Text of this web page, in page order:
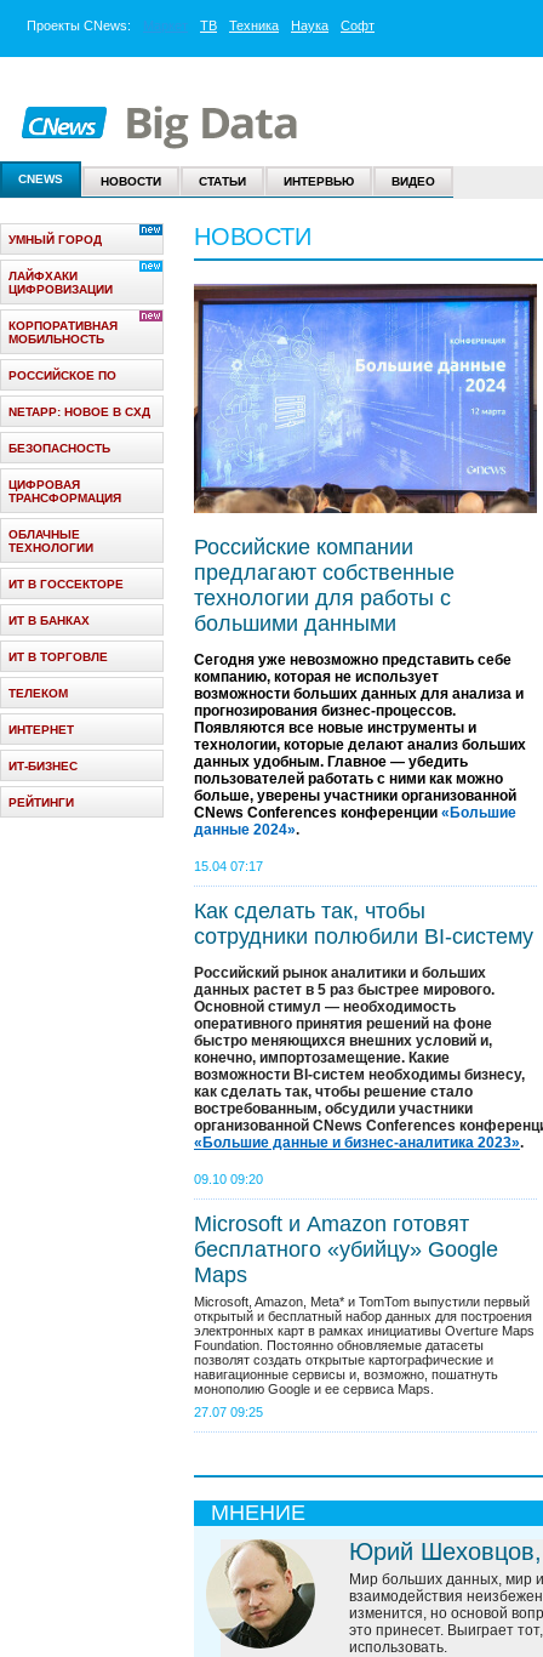
Проекты CNews: Маркет ТВ Техника Наука Софт
CNEWS НОВОСТИ СТАТЬИ ИНТЕРВЬЮ ВИДЕО
НОВОСТИ
Российские компании
предлагают собственные
технологии для работы с
большими данными
Сегодня уже невозможно представить себе
компанию, которая не использует
возможности больших данных для анализа и
прогнозирования бизнес-процессов.
Появляются все новые инструменты и
технологии, которые делают анализ больших
данных удобным. Главное — убедить
пользователей работать с ними как можно
больше, уверены участники организованной
CNews Conferences конференции «Большие
данные 2024».
15.04 07:17
Как сделать так, чтобы
сотрудники полюбили BI-систему
Российский рынок аналитики и больших
данных растет в 5 раз быстрее мирового.
Основной стимул — необходимость
оперативного принятия решений на фоне
быстро меняющихся внешних условий и,
конечно, импортозамещение. Какие
возможности BI-систем необходимы бизнесу,
как сделать так, чтобы решение стало
востребованным, обсудили участники
организованной CNews Conferences
«Большие данные и бизнес-аналитика 2023».
09.10 09:20
Microsoft и Amazon готовят
бесплатного «убийцу» Google
Maps
Microsoft, Amazon, Meta* и TomTom выпустили первый
открытый и бесплатный набор данных для построения
электронных карт в рамках инициативы Overture Maps
Foundation. Постоянно обновляемые датасеты
позволят создать открытые картографические и
навигационные сервисы и, возможно, пошатнуть
монополию Google и ее сервиса Maps.
27.07 09:25
МНЕНИЕ
Юрий Шеховцов,
Мир больших данных, мир
взаимодействия
изменится, но основой
это принесет. Выиграет
использовать.
УМНЫЙ ГОРОД
ЛАЙФХАКИ
ЦИФРОВИЗАЦИИ
КОРПОРАТИВНАЯ
МОБИЛЬНОСТЬ
РОССИЙСКОЕ ПО
NETAPP: НОВОЕ В СХД
БЕЗОПАСНОСТЬ
ЦИФРОВАЯ
ТРАНСФОРМАЦИЯ
ОБЛАЧНЫЕ
ТЕХНОЛОГИИ
ИТ В ГОССЕКТОРЕ
ИТ В БАНКАХ
ИТ В ТОРГОВЛЕ
ТЕЛЕКОМ
ИНТЕРНЕТ
ИТ-БИЗНЕС
РЕЙТИНГИ